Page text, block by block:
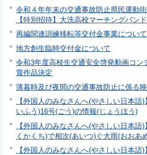
令和４年年末の交通事故防止県民運動
【特別招待】大洗高校マーチングバン
再編関連訓練移転等交付金事業について
地方創生臨時交付金について
令和3年度高校生交通安全啓発動
賞作品決定
薄暮時及び夜間の交通事故防止に係る
【外国人のみなさんへ(やさしい
いふう)16号(ごう)の情報(じょうほう)
【外国人のみなさんへ(やさしい日本語
くかくち)で相次(あいつ)ぐ大雨(おおあ
【外国人のみなさんへ(やさしい日本語